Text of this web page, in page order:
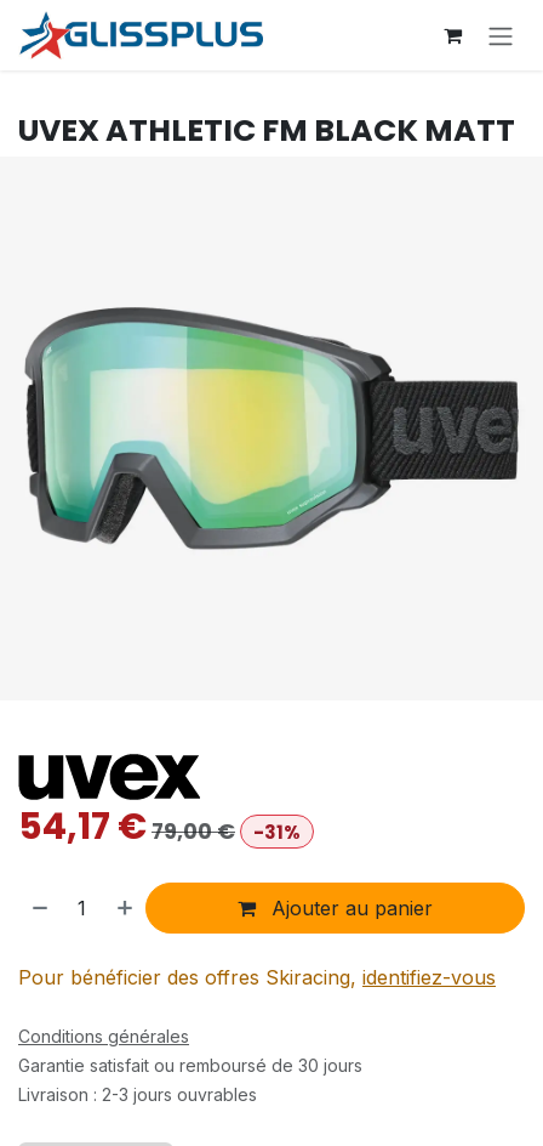
Se rendre au contenu
UVEXATHLETIC FM BLACK MATT
54,17€79,00€ -31%
Ajouter au panier
Pour bénéficier des offres Skiracing, identifiez-vous
Conditions générales
Garantie satisfait ou remboursé de 30 jours
Livraison : 2-3 jours ouvrables